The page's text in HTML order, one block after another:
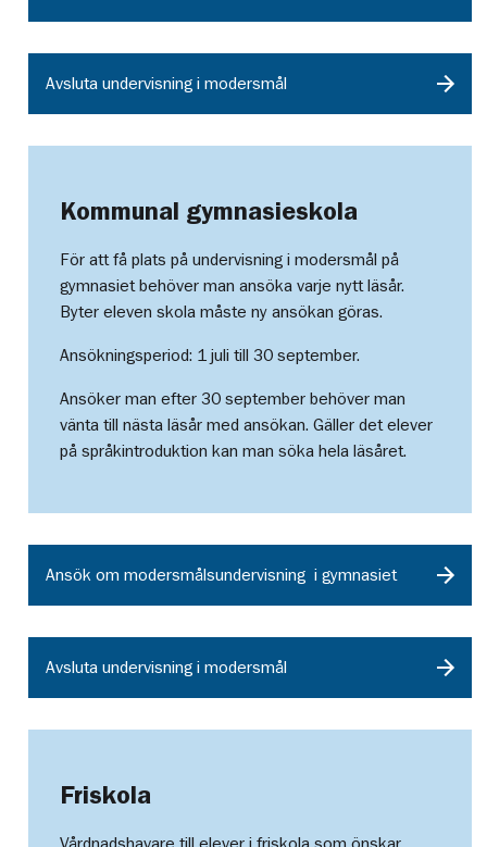
Avsluta undervisning i modersmål
Kommunal gymnasieskola
För att få plats på undervisning i modersmål på
gymnasiet behöver man ansöka varje nytt läsår.
Byter eleven skola måste ny ansökan göras.
Ansökningsperiod: 1 juli till 30 september.
Ansöker man efter 30 september behöver man
vänta till nästa läsår med ansökan. Gäller det elever
på språkintroduktion kan man söka hela läsåret.
Ansök om modersmålsundervisning i gymnasiet
Avsluta undervisning i modersmål
Friskola